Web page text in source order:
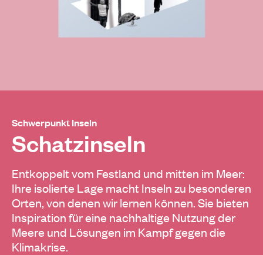
Schwerpunkt Inseln
Schatzinseln
Entkoppelt vom Festland und mitten im Meer:
Ihre isolierte Lage macht Inseln zu besonderen
Orten, von denen wir lernen können. Sie bieten
Inspiration für eine nachhaltige Nutzung der
Meere und Lösungen im Kampf gegen die
Klimakrise.